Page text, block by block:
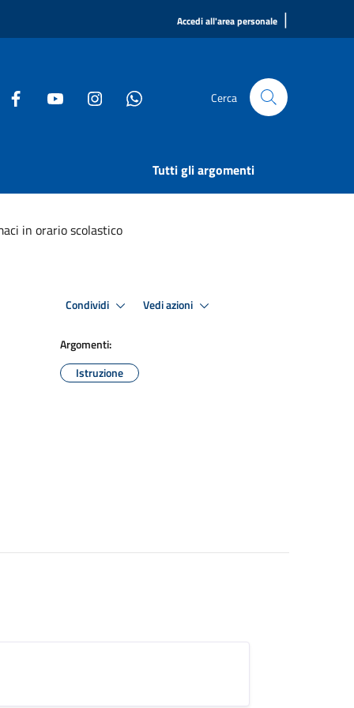
Accedi all'area personale |
Cerca
Tutti gli argomenti
in orario scolastico
Condividi Vedi azioni
Argomenti:
Istruzione